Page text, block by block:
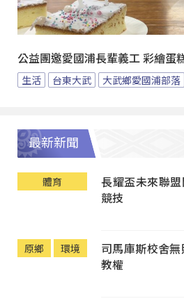
公益團邀愛國浦長輩義工 彩繪蛋
生活 台東大武 大武鄉愛國浦部落
最新新聞
體育
長耀盃未來聯
競技
原鄉 環境
司馬庫斯校舍
教權